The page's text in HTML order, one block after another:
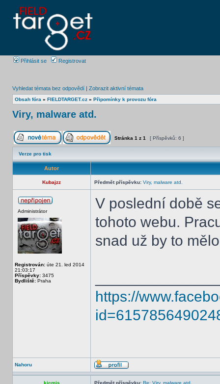
Přihlásit se Registrovat
Vyhledat témata bez odpovědí | Zobrazit aktivní témata
Obsah fóra » FIELDTARGET.cz » Připomínky k provozu fóra
Viry, malware atd.
Stránka 1 z 1 [ Příspěvků: 6 ]
Verze pro tisk
Autor
Kubajzz Předmět příspěvku: Viry, malware atd.
Administrátor
Registrován: úte 21. led 2014
21:03:17
Příspěvky: 3475
Bydliště: Praha
V poslední době
tohoto webu.
snad už by to
https://
Nahoru
kicmis Předmět příspěvku: Re: Viry, malware atd.